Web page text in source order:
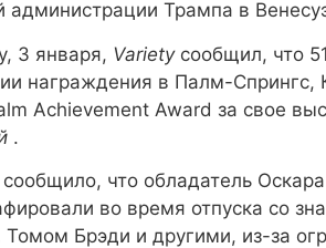
администрации Трампа в
3 января, Variety сообщил, что
награждения в Палм-Спрингс,
Achievement Award за свое
.
что обладатель
во время отпуска со
Томом Брэди и другими, из-за